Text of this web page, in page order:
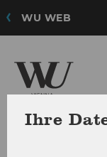
WU WEB
Nonprofit-
Ihre